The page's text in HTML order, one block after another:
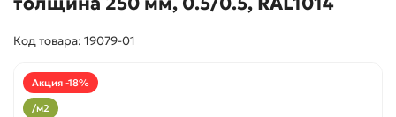
Код товара: 19079-01
Акция -18%
/м2